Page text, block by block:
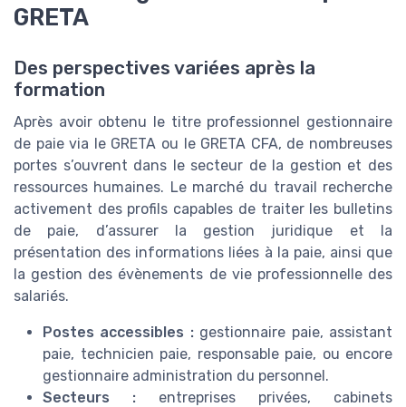
GRETA
Des perspectives variées après la
formation
Après avoir obtenu le titre professionnel gestionnaire
de paie via le GRETA ou le GRETA CFA, de nombreuses
portes s’ouvrent dans le secteur de la gestion et des
ressources humaines. Le marché du travail recherche
activement des profils capables de traiter les bulletins
de paie, d’assurer la gestion juridique et la
présentation des informations liées à la paie, ainsi que
la gestion des évènements de vie professionnelle des
salariés.
Postes accessibles :gestionnaire paie, assistant
paie, technicien paie, responsable paie, ou encore
gestionnaire administration du personnel.
Secteurs : entreprises privées, cabinets